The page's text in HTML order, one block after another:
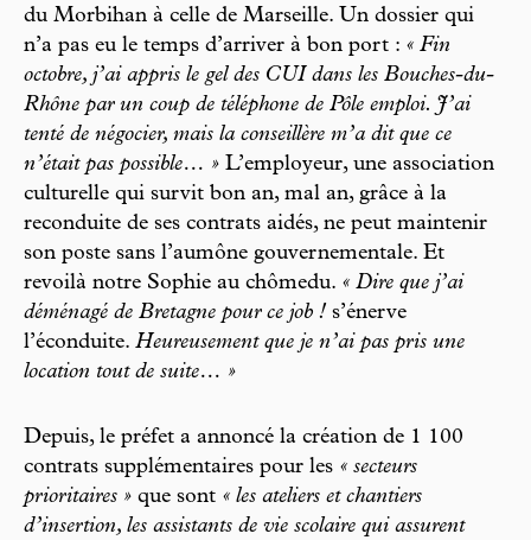
du Morbihan à celle de Marseille. Un dossier qui
n’a pas eu le temps d’arriver à bon port : « Fin
octobre, j’ai appris le gel des CUI dans les Bouches-du-
Rhône par un coup de téléphone de Pôle emploi. J’ai
tenté de négocier, mais la conseillère m’a dit que ce
n’était pas possible… » L’employeur, une association
culturelle qui survit bon an, mal an, grâce à la
reconduite de ses contrats aidés, ne peut maintenir
son poste sans l’aumône gouvernementale. Et
revoilà notre Sophie au chômedu. « Dire que j’ai
déménagé de Bretagne pour ce job ! s’énerve
l’éconduite. Heureusement que je n’ai pas pris une
location tout de suite… »
Depuis, le préfet a annoncé la création de 1 100
contrats supplémentaires pour les « secteurs
prioritaires » que sont « les ateliers et chantiers
d’insertion, les assistants de vie scolaire qui assurent